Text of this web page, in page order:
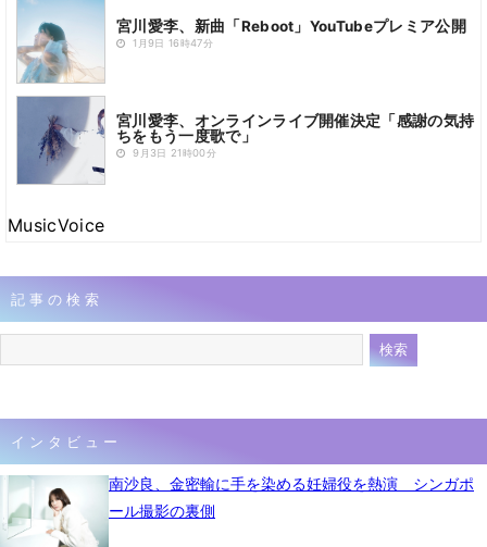
宮川愛李、新曲「Reboot」YouTubeプレミア公開
1月9日 16時47分
宮川愛李、オンラインライブ開催決定「感謝の気持
ちをもう一度歌で」
9月3日 21時00分
MusicVoice
記事の検索
インタビュー
南沙良、金密輸に手を染める妊婦役を熱演 シンガポ
ール撮影の裏側